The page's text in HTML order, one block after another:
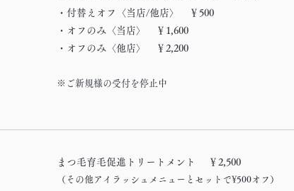
・付替えオフ〈当店/他店〉 ￥500
・オフのみ〈当店〉 ￥1,600
・オフのみ〈他店〉 ￥2,200
※ご新規様の受付を停止中
まつ毛育毛促進トリートメント ￥2,500
（その他アイラッシュメニューとセットで¥500オフ）